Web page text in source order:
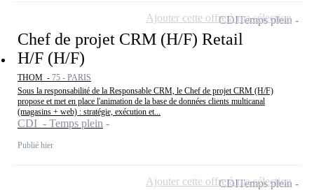
Chef de projet CRM (H/F) Retail
H/F (H/F)
THOM - 75 - PARIS
Sous la responsabilité de la Responsable CRM, le Chef de projet CRM (H/F)
propose et met en place l'animation de la base de données clients multicanal
(magasins + web) : stratégie, exécution et...
CDI - Temps plein
Publié hier
CDITemps plein
Ajouter cette offre à ma sélection
CDITemps plein
Ajouter cette offre à ma sélection